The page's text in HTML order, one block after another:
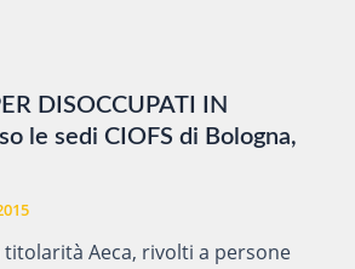
DISOCCUPATI IN
le sedi CIOFS di Bologna,
Aeca, rivolti a persone